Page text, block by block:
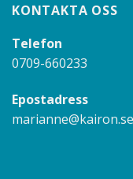
KONTAKTA OSS
Telefon
0709-660233
Epostadress
marianne@kairon.se